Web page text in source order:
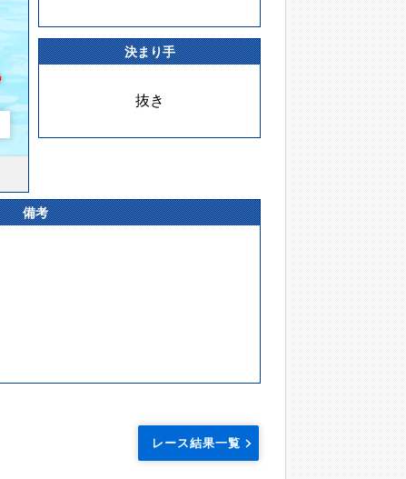
決まり手
抜き
備考
レース結果一覧